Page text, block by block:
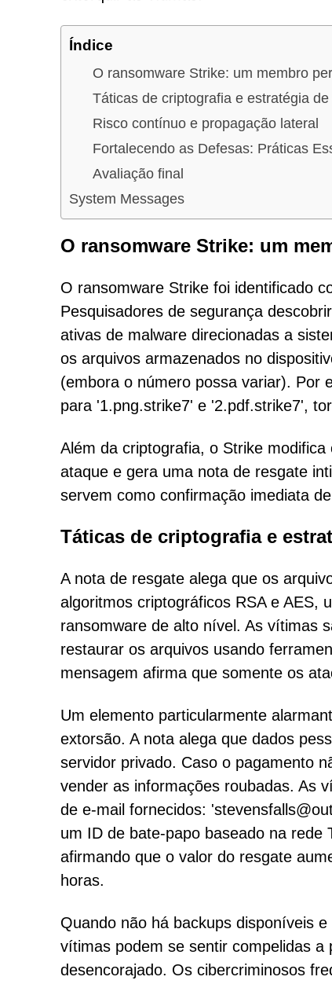
Índice
O ransomware Strike: um membro
Táticas de criptografia e estratégia
Risco contínuo e propagação lateral
Fortalecendo as Defesas: Práticas
Avaliação final
System Messages
O ransomware Strike: um
O ransomware Strike foi identificado
Pesquisadores de segurança
ativas de malware direcionadas a
os arquivos armazenados no
(embora o número possa variar). Por
para '1.png.strike7' e '2.pdf.strike7',
Além da criptografia, o Strike
ataque e gera uma nota de resgate
servem como confirmação imediata
Táticas de criptografia e
A nota de resgate alega que os
algoritmos criptográficos RSA e AES,
ransomware de alto nível. As vítimas
restaurar os arquivos usando
mensagem afirma que somente os
Um elemento particularmente
extorsão. A nota alega que dados
servidor privado. Caso o pagamento
vender as informações roubadas. As
de e-mail fornecidos:
um ID de bate-papo baseado na rede
afirmando que o valor do resgate
horas.
Quando não há backups disponíveis
vítimas podem se sentir compelidas
desencorajado. Os cibercriminosos